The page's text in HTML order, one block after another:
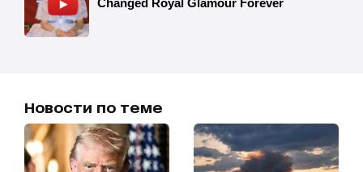
Новости по теме